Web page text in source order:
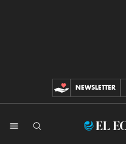
CONTRIBUCIONES
NEWSLETTER